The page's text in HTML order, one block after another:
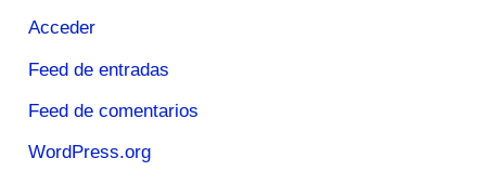
Acceder
Feed de entradas
Feed de comentarios
WordPress.org